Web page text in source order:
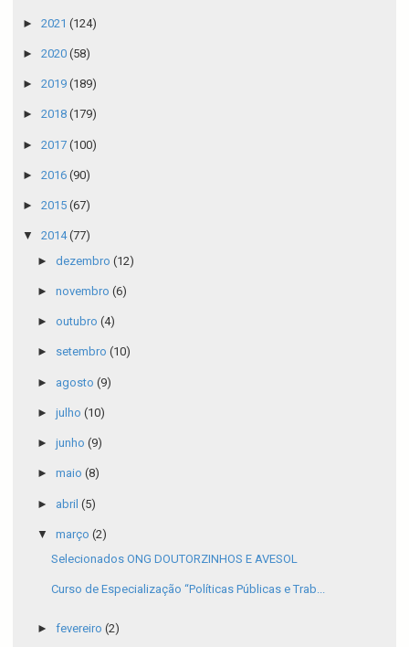
► 2021 (124)
► 2020 (58)
► 2019 (189)
► 2018 (179)
► 2017 (100)
► 2016 (90)
► 2015 (67)
▼ 2014(77)
► dezembro (12)
► novembro (6)
► outubro (4)
► setembro (10)
► agosto (9)
► julho (10)
► junho (9)
► maio (8)
► abril (5)
▼ março (2)
Selecionados ONG DOUTORZINHOS E AVESOL
Curso de Especialização “Políticas Públicas e Trab...
► fevereiro (2)